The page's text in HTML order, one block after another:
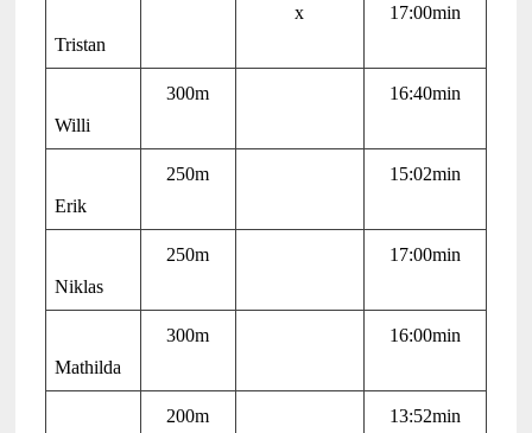
Tristan
x 17:00min
Willi
300m 16:40min
Erik
250m 15:02min
Niklas
250m 17:00min
Mathilda
300m 16:00min
200m 13:52min